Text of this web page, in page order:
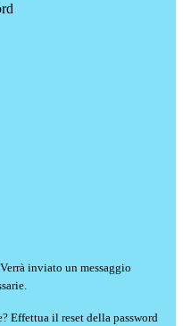
Verrà inviato un messaggio
Effettua il reset della password